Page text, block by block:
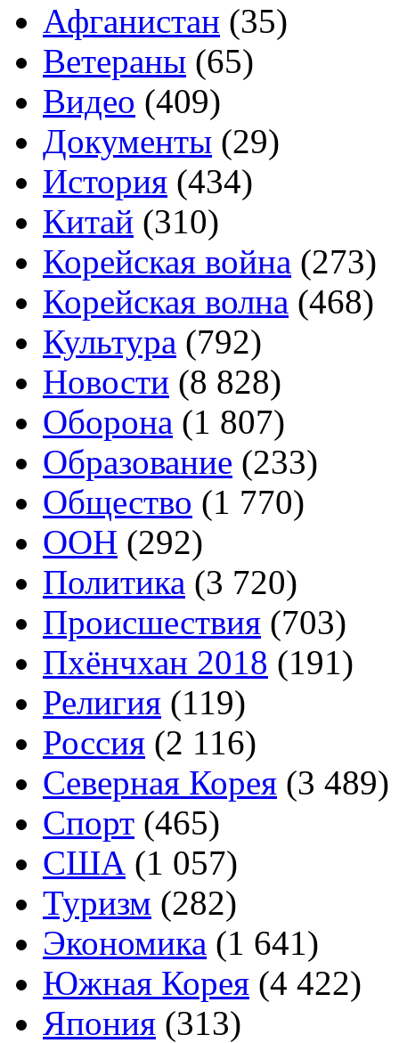
Афганистан (35)
Ветераны (65)
Видео (409)
Документы (29)
История (434)
Китай (310)
Корейская война (273)
Корейская волна (468)
Культура (792)
Новости (8 828)
Оборона (1 807)
Образование (233)
Общество (1 770)
ООН (292)
Политика (3 720)
Происшествия (703)
Пхёнчхан 2018 (191)
Религия (119)
Россия (2 116)
Северная Корея (3 489)
Спорт (465)
США (1 057)
Туризм (282)
Экономика (1 641)
Южная Корея (4 422)
Япония (313)